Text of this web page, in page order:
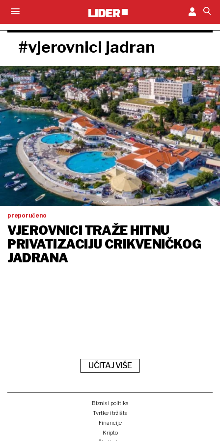
#vjerovnici jadran
preporučeno
VJEROVNICI TRAŽE HITNU
PRIVATIZACIJU CRIKVENIČKOG
JADRANA
UČITAJ VIŠE
Biznis i politika
Tvrtke i tržišta
Financije
Kripto